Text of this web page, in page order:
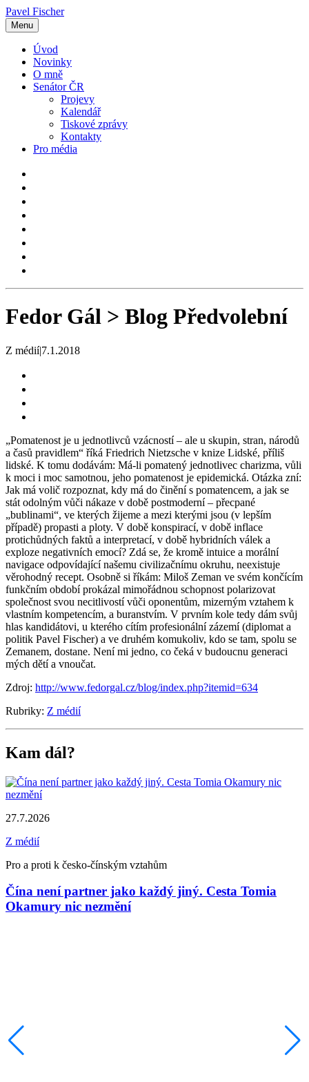
Pavel Fischer
Menu
Úvod
Novinky
O mně
Senátor ČR
Projevy
Kalendář
Tiskové zprávy
Kontakty
Pro média
Fedor Gál > Blog Předvolební
Z médií|7.1.2018
„Pomatenost je u jednotlivců vzácností – ale u skupin, stran, národů
a časů pravidlem“ říká Friedrich Nietzsche v knize Lidské, příliš
lidské. K tomu dodávám: Má-li pomatený jednotlivec charizma, vůli
k moci i moc samotnou, jeho pomatenost je epidemická. Otázka zní:
Jak má volič rozpoznat, kdy má do činění s pomatencem, a jak se
stát odolným vůči nákaze v době postmoderní – přecpané
„bublinami“, ve kterých žijeme a mezi kterými jsou (v lepším
případě) propasti a ploty. V době konspirací, v době inflace
protichůdných faktů a interpretací, v době hybridních válek a
exploze negativních emocí? Zdá se, že kromě intuice a morální
navigace odpovídající našemu civilizačnímu okruhu, neexistuje
věrohodný recept. Osobně si říkám: Miloš Zeman ve svém končícím
funkčním období prokázal mimořádnou schopnost polarizovat
společnost svou necitlivostí vůči oponentům, mizerným vztahem k
vlastním kompetencím, a buranstvím. V prvním kole tedy dám svůj
hlas kandidátovi, u kterého cítím profesionální zázemí (diplomat a
politik Pavel Fischer) a ve druhém komukoliv, kdo se tam, spolu se
Zemanem, dostane. Není mi jedno, co čeká v budoucnu generaci
mých dětí a vnoučat.
Zdroj: http://www.fedorgal.cz/blog/index.php?itemid=634
Rubriky: Z médií
Kam dál?
27.7.2026
Z médií
Pro a proti k česko-čínským vztahům
Čína není partner jako každý jiný. Cesta Tomia
Okamury nic nezmění